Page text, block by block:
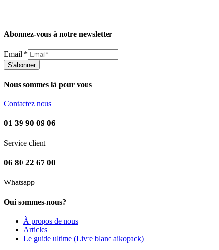
Abonnez-vous à notre newsletter
Email *
S'abonner
Nous sommes là pour vous
Contactez nous
01 39 90 09 06
Service client
06 80 22 67 00
Whatsapp
Qui sommes-nous?
À propos de nous
Articles
Le guide ultime (Livre blanc aikopack)